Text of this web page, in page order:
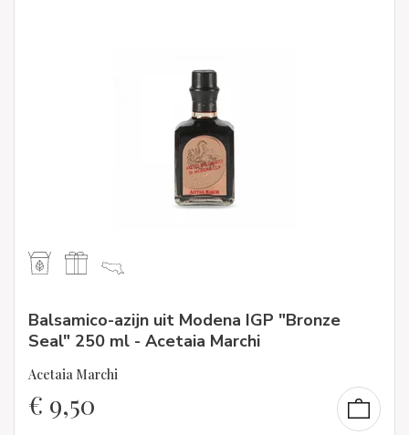
Balsamico-azijn uit Modena IGP "Bronze
Seal" 250 ml - Acetaia Marchi
Acetaia Marchi
€ 9,50